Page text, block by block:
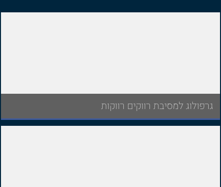
גרפולוג למסיבת רווקים רווקות